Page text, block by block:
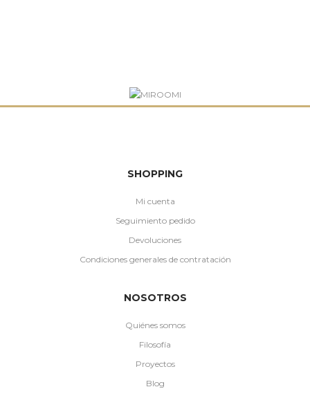
SHOPPING
Mi cuenta
Seguimiento pedido
Devoluciones
Condiciones generales de contratación
NOSOTROS
Quiénes somos
Filosofía
Proyectos
Blog